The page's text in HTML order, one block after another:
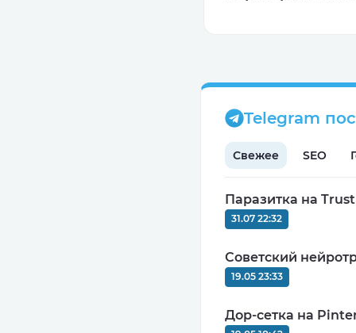
CPA
0
MIN: 5000 руб.
9.92
Telegram
Свежее SEO
Паразитка на
31.07 22:32
Советский
19.05 23:33
Дор-сетка на